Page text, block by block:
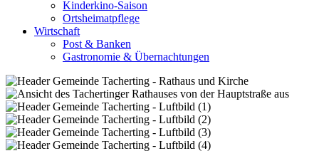
Kinderkino-Saison
Ortsheimatpflege
Wirtschaft
Post & Banken
Gastronomie & Übernachtungen